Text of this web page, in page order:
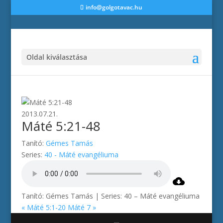
info@golgotavac.hu
Oldal kiválasztása
2013.07.21.
Máté 5:21-48
Tanító: Gémes Tamás
Series: 40 - Máté evangéliuma
Tanító: Gémes Tamás | Series: 40 – Máté evangéliuma
« Máté 5:1-20 Máté 7 »